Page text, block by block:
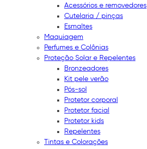
Acessórios e removedores
Cutelaria / pinças
Esmaltes
Maquiagem
Perfumes e Colônias
Proteção Solar e Repelentes
Bronzeadores
Kit pele verão
Pós-sol
Protetor corporal
Protetor facial
Protetor kids
Repelentes
Tintas e Colorações